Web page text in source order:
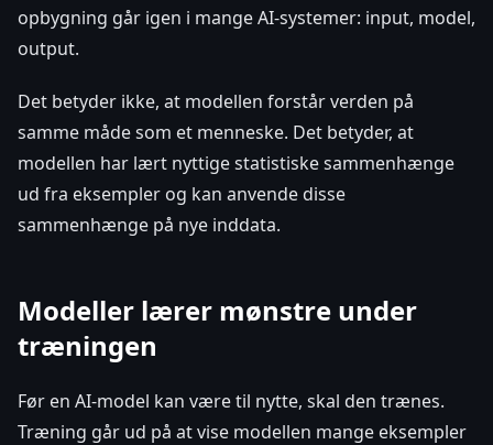
opbygning går igen i mange AI-systemer: input, model,
output.
Det betyder ikke, at modellen forstår verden på
samme måde som et menneske. Det betyder, at
modellen har lært nyttige statistiske sammenhænge
ud fra eksempler og kan anvende disse
sammenhænge på nye inddata.
Modeller lærer mønstre under
træningen
Før en AI-model kan være til nytte, skal den trænes.
Træning går ud på at vise modellen mange eksempler